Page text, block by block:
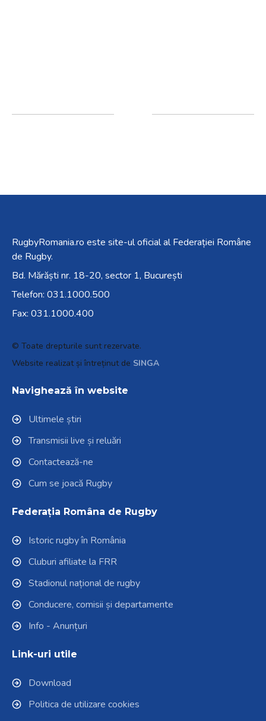
RugbyRomania.ro este site-ul oficial al Federației Române
de Rugby.
Bd. Mărăști nr. 18-20, sector 1, București
Telefon: 031.1000.500
Fax: 031.1000.400
© Toate drepturile sunt rezervate.
Website realizat și întreținut de SINGA
Navighează în website
Ultimele știri
Transmisii live și reluări
Contactează-ne
Cum se joacă Rugby
Federația Româna de Rugby
Istoric rugby în România
Cluburi afiliate la FRR
Stadionul național de rugby
Conducere, comisii și departamente
Info - Anunțuri
Link-uri utile
Download
Politica de utilizare cookies